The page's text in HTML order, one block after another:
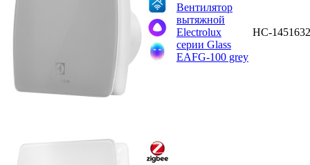
Вентилятор
вытяжной
Electrolux
серии Glass
EAFG-100 grey
НС-1451632